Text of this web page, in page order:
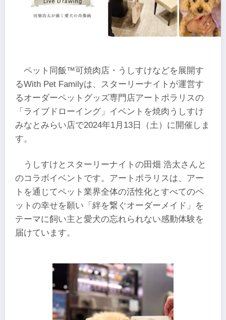
ペット同飯™可焼肉店・うしすけなどを展開す
るWith Pet Familyは、スターリーナイトが運営す
るオーダーペットグッズ専門店アートポラリスの
「ライブドローイング」イベントを焼肉うしすけ
みなとみらい店で2024年1月13日（土）に開催しま
す。
うしすけとスターリーナイトの田畑 浩太さんと
のコラボイベントです。アートポラリスは、アー
トを通じてペット業界全体の活性化とすべてのペ
ットの幸せを願い「絆を繋ぐオーダーメイド」を
テーマに飼い主と愛犬の忘れられない感動体験を
届けています。